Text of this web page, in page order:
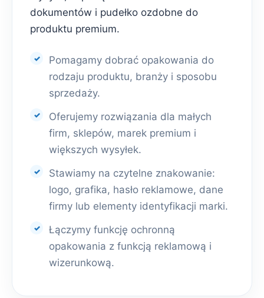
dokumentów i pudełko ozdobne do
produktu premium.
Pomagamy dobrać opakowania do
rodzaju produktu, branży i sposobu
sprzedaży.
Oferujemy rozwiązania dla małych
firm, sklepów, marek premium i
większych wysyłek.
Stawiamy na czytelne znakowanie:
logo, grafika, hasło reklamowe, dane
firmy lub elementy identyfikacji marki.
Łączymy funkcję ochronną
opakowania z funkcją reklamową i
wizerunkową.